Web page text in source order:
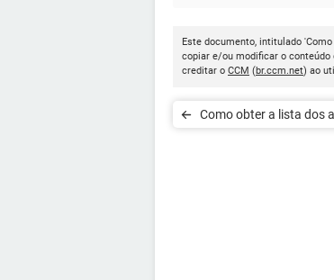
Este documento, intitulado
copiar e/ou modificar o
creditar o CCM (br.ccm.net) ao
Como obter a lista dos